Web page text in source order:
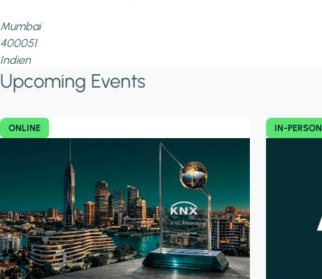
Mumbai
400051
Indien
Upcoming Events
ONLINE IN-PERSON